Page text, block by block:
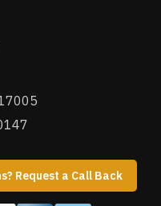
Request a Call Back